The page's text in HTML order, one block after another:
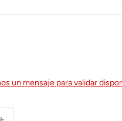
un mensaje para validar